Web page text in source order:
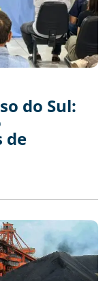
do Sul:
de